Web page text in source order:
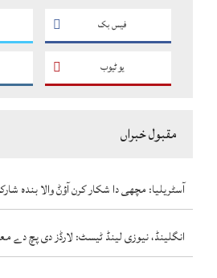
فیس بک
یو ٹیوب
مقبول خبراں
آسٹریلیا: مچھی دا شکار کرن آؤݨ والا بندہ
انگلینڈ، نیوزی لینڈ ٹیسٹ: لارڈز دی پچ دے